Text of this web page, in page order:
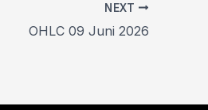
NEXT
OHLC 09 Juni 2026